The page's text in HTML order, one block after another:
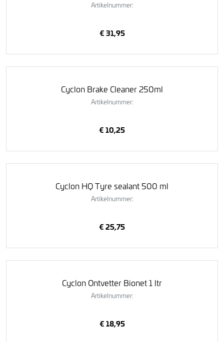
Artikelnummer:
€ 31,95
Cyclon Brake Cleaner 250ml
Artikelnummer:
€ 10,25
Cyclon HQ Tyre sealant 500 ml
Artikelnummer:
€ 25,75
Cyclon Ontvetter Bionet 1 ltr
Artikelnummer:
€ 18,95